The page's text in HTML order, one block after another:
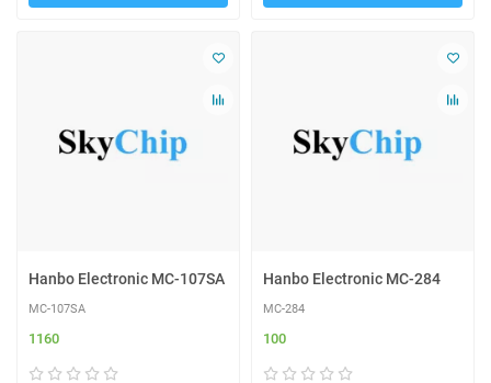
Hanbo Electronic MC-107SA
MC-107SA
1160
Hanbo Electronic MC-284
MC-284
100